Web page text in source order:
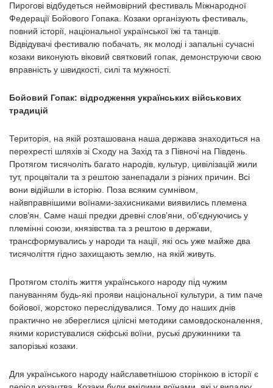
Пирогові відбудеться неймовірний фестиваль Міжнародної
Федерації Бойового Гопака. Козаки організують фестиваль,
повний історії, національної української їжі та танців.
Відвідувачі фестивалю побачать, як молоді і запальні сучасні
козаки виконують віковий святковий гопак, демонструючи свою
вправність у швидкості, силі та мужності.
Бойовий Гопак: відродження українських військових
традицій
Територія, на якій розташована наша держава знаходиться на
перехресті шляхів зі Сходу на Захід та з Півночі на Південь.
Протягом тисячоліть багато народів, культур, цивілізацій жили
тут, процвітали та з рештою занепадали з різних причин. Всі
вони відійшли в історію. Поза всяким сумнівом,
найвправнішими воїнами-захисниками виявились племена
слов’ян. Саме наші предки древні слов’яни, об’єднуючись у
племінні союзи, князівства та з рештою в держави,
трансформувались у народи та нації, які ось уже майже два
тисячоліття гідно захищають землю, на якій живуть.
Протягом століть життя українського народу під чужим
пануванням будь-які прояви національної культури, а тим паче
бойової, жорстоко переслідувалися. Тому до наших днів
практично не збереглися цілісні методики самовдосконалення,
якими користувалися скіфські воїни, руські дружинники та
запорізькі козаки.
Для українського народу найславетнішою сторінкою в історії є